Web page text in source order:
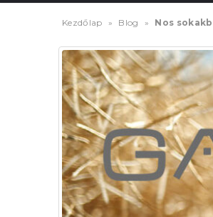
Kezdőlap » Blog » Nos